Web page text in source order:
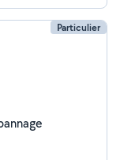
Particulier